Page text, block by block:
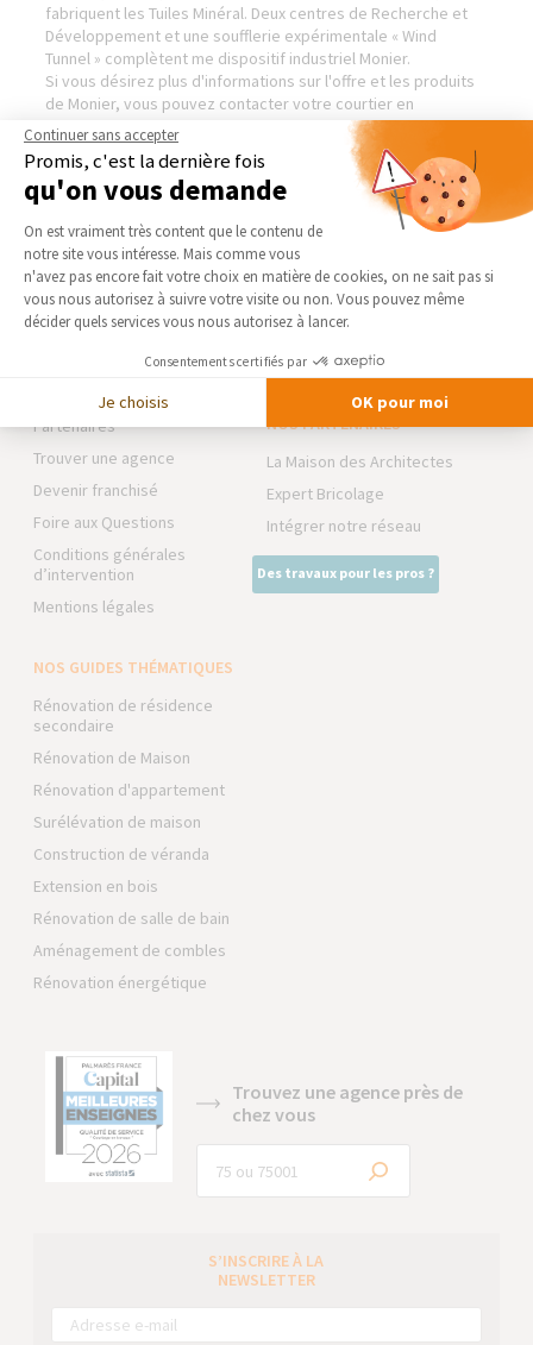
fabriquent les Tuiles Minéral. Deux centres de Recherche et
Développement et une soufflerie expérimentale « Wind
Tunnel » complètent me dispositif industriel Monier.
Si vous désirez plus d'informations sur l'offre et les produits
de Monier, vous pouvez contacter votre courtier en
travaux local La Maison Des Travaux.
Visiter le site de notre partenaire :
Monier — Bardage
AGENCES DE TOULOUSE (8
PLACE OLIVIER & 87 AV. JEAN
RIEUX)
Qui sommes-nous
Notre charte qualité
Partenaires
Trouver une agence
Devenir franchisé
Foire aux Questions
Conditions générales
d’intervention
Mentions légales
NOS DOMAINES
D’INTERVENTION
EXTENSION
TRAVAUX EXTÉRIEURS
NOS PARTENAIRES
La Maison des Architectes
Expert Bricolage
Intégrer notre réseau
Des travaux pour les pros ?
NOS GUIDES THÉMATIQUES
Rénovation de résidence
secondaire
Rénovation de Maison
Rénovation d'appartement
Surélévation de maison
Construction de véranda
Extension en bois
Rénovation de salle de bain
Aménagement de combles
Rénovation énergétique
Trouvez une agence près de
chez vous
S’INSCRIRE À LA
NEWSLETTER
Continuer sans accepter
Promis, c'est la dernière fois
qu'on vous demande
Plateforme de Gestion du
On est vraiment très content que le contenu de
notre site vous intéresse. Mais comme vous
n'avez pas encore fait votre choix en matière de cookies, on ne sait pas si
vous nous autorisez à suivre votre visite ou non. Vous pouvez même
décider quels services vous nous autorisez à lancer.
Consentements certifiés par
Je choisis OK pour moi
Axeptio consent